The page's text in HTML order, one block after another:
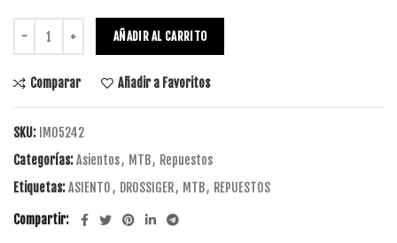
AÑADIR AL CARRITO
Comparar Añadir a Favoritos
SKU: IM05242
Categorías:Asientos, MTB, Repuestos
Etiquetas:ASIENTO, DROSSIGER, MTB, REPUESTOS
Compartir